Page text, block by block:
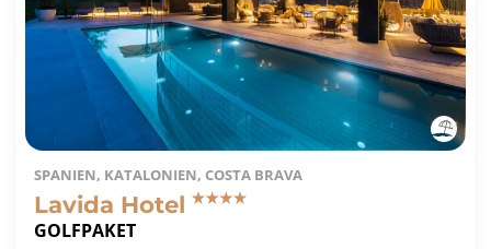
SPANIEN, KATALONIEN, COSTA BRAVA
Lavida Hotel
GOLFPAKET